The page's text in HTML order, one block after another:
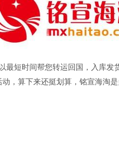
最短时间帮您转运回国，入库发
，算下来还挺划算，铭宣海淘